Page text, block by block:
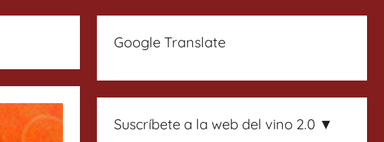
Google Translate
Suscríbete a la web del vino 2.0 ▼